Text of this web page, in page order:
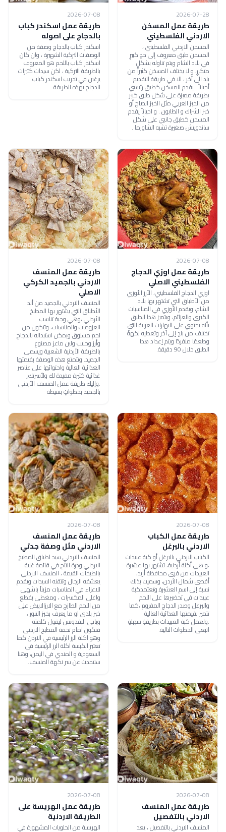
2026-07-28
طريقة عمل المسخن
الاردني الفلسطيني
المسخن الاردني الفلسطيني ،
المسخن طبق معروف إلى حدٍ كبيرٍ
في بلاد الشام ويتم تناوله بشكلٍ
متكررٍ، و لا يختلف المسخن كثيراً من
بلد الى آخر ، الا في طريقة التقديم
أحياناً . يقدم المسخن كطبق رئيسي
بطريقة مميزة على شكل طبق كبير
من الخبز العربي مثل الخبز الصاج أو
خبز الشراك و الطابون . و احياناً يقدم
المسخن كطبق جانبي على شكل
ساندويتش صغيرة تشبه الشاورما .
2026-07-08
طريقة عمل اسكندر كباب
بالدجاج على اصوله
اسكندر كباب بالدجاج وصفة من
الوصفات التركية الشهيرة ، وان كان
اسكندر كباب باللحم هو المعروف
بالطريقة التركية ، لكن سيدات كثيرات
يرغبن في تجريب اسكندر كباب
الدجاج بهذه الطريقة .
2026-07-08
طريقة عمل اوزي الدجاج
الفلسطيني الاصلي
اوزي الدجاج الفلسطيني، الأرز الأوزي
من الأطباق التي تشتهر بها بلاد
الشام، ويقدم الأوزي في المناسبات
الكبرى والعزائم، ويتميز هذا الطبق
بأنه يحتوي على البهارات العربية التى
تختلف من بلدٍ إلى آخر وتعطيه نكهةً
وطعمًا منفردًا ويتم إعداد هذا
الطبق خلال 90 دقيقة.
2026-07-08
طريقة عمل المنسف
الاردني بالجميد الكركي
الاصلي
المنسف الاردني بالجميد من ألذ
الأطباق التي يشتهر بها المطبخ
الأردني ،وهي وجبة تناسب
العزومات والمناسبات، وتتكون من
لحم مسلوق ويمكن استبداله بالدجاج
وأرز وحليب ولبن ماعز مصنوع
بالطريقة الأردنية الشعبية ويسمى
الجميد. وتتمتع هذه الوصفة بقيمتها
الغذائية العالية واحتوائها على عناصر
غذائية كثيرة مفيدة لكِ ولأسرتك ِ
.وإليك طريقة عمل المنسف الأردنى
بالجميد بخطواتٍ بسيطة
2026-07-08
طريقة عمل الكباب
الاردني بالبرغل
الكباب الاردني بالبرغل أو كبة عبيدات
،و هي أكلة أردنية، تشتهر بها عشيرة
العبيدات من قرى محافظة أربد،
أقصى شمال الأردن، وسميت بذلك
نسبة إلى اسم العشيرة.وتعتمدكبة
عبيدات في تحضيرها على اللحم
والبرغل وصدر الدجاج المفروم ،كما
تتميز بقيمتها الغذائية العالية
.ولعمل كبة العبيدات بطريقةٍ سهلةٍ
اتبعي الخطوات التالية.
2026-07-08
طريقة عمل المنسف
الاردني مثل وصفة جدتي
المنسف الاردني سيد اطباق المطبخ
الاردني ودرة التاج في قائمة غنية
بالطبخات القيمة ، المنسف الاردني
يعشقه الرجال وتتقنه السيدات ويقدم
للاعزاء في المناسبات مزيناً باشهى
واغلى المكسرات ، ومغطى بقطع
من اللحم الطازج مع الارزالابيض على
خبز بلدي او ما يعرف بخبز التنور ،
وياتي البقدونس ليقول كلمته
فنكون امام تحفة المطبخ الاردني
وهو اكلة الرز الرئيسية في الاردن كما
تعتبر الكبسة اكلة الرز الرئيسية في
السعودية و المندي في اليمن، وهنا
سنتحدث عن سر نكهة المنسف.
2026-07-08
طريقة عمل المنسف
الاردني بالتفصيل
المنسف الاردني بالتفصيل ، يعد
2026-07-08
طريقة عمل الهريسة على
الطريقة الاردنية
الهريسة من الحلويات المشهورة في